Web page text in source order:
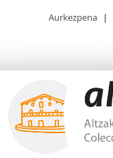
Aurkezpena |